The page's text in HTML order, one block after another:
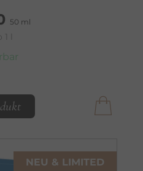
50 ml
l
NEU & LIMITED